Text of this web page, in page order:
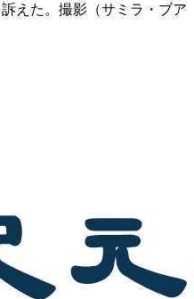
えた。撮影（サミラ・ブア